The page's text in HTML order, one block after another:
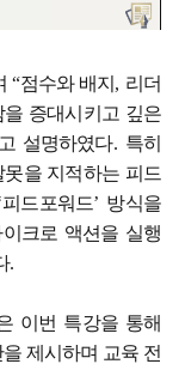
“점수와 배지 , 리더
증대시키고 깊은
설명하였다. 특히
못을 지적하는 피드
피드포워드’ 방식을
크로 액션을 실행
.
이번 특강을 통해
제시하며 교육 전